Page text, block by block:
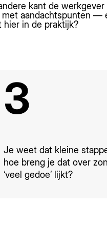
kant de
met aandachtspunten —
hier in de praktijk?
3
Je weet dat kleine
hoe breng je dat over
‘veel gedoe’ lijkt?